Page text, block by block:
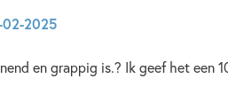
02-2025
en grappig is.? Ik geef het een